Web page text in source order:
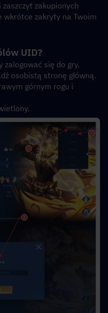
zakupionych
wkrótce zakryty na Twoim
UID?
zalogować się do gry.
osobistą stronę główną.
górnym rogu i